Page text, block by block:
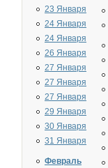
23 Января
24 Января
24 Января
26 Января
27 Января
27 Января
27 Января
29 Января
30 Января
31 Января
Февраль